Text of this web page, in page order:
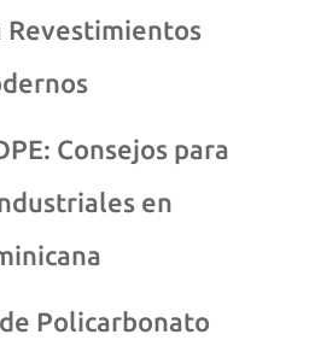
Revestimientos
Consejos para
en
Policarbonato